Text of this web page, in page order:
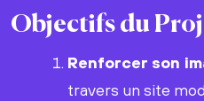
Objectifs du
Renforcer son
travers un site